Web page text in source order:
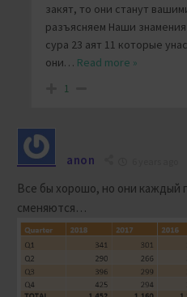
закят, то они станут
разъясняем Наши
сура 23 аят 11 которые
они… Read more »
1
anon
Все бы хорошо, но они каждый
сменяются…